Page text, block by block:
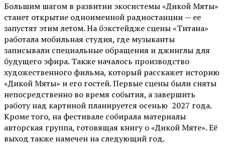
Большим шагом в развитии экосистемы «Дикой Мяты»
станет открытие одноименной радиостанции — ее
запустят этим летом. На бэкстейдже сцены «Титана»
работала мобильная студия, где музыканты
записывали специальные обращения и джинглы для
будущего эфира. Также началось производство
художественного фильма, который расскажет историю
«Дикой Мяты» и его гостей. Первые сцены были сняты
непосредственно во время события, а завершить
работу над картиной планируется осенью 2027 года.
Кроме того, на фестивале собирала материалы
авторская группа, готовящая книгу о «Дикой Мяте». Её
выход также намечен на следующий год.